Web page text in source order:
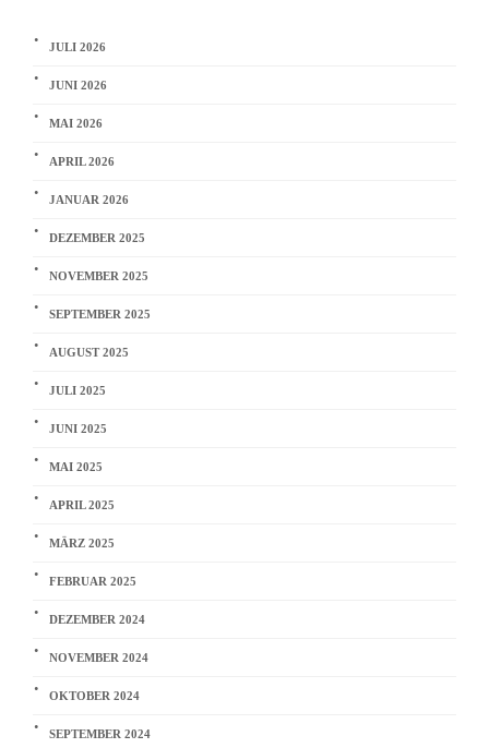
JULI 2026
JUNI 2026
MAI 2026
APRIL 2026
JANUAR 2026
DEZEMBER 2025
NOVEMBER 2025
SEPTEMBER 2025
AUGUST 2025
JULI 2025
JUNI 2025
MAI 2025
APRIL 2025
MÄRZ 2025
FEBRUAR 2025
DEZEMBER 2024
NOVEMBER 2024
OKTOBER 2024
SEPTEMBER 2024